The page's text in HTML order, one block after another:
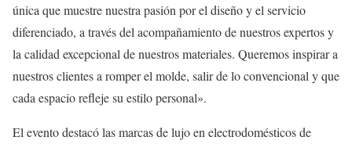
única que muestre nuestra pasión por el diseño y el servicio
diferenciado, a través del acompañamiento de nuestros expertos y
la calidad excepcional de nuestros materiales. Queremos inspirar a
nuestros clientes a romper el molde, salir de lo convencional y que
cada espacio refleje su estilo personal».
El evento destacó las marcas de lujo en electrodomésticos de